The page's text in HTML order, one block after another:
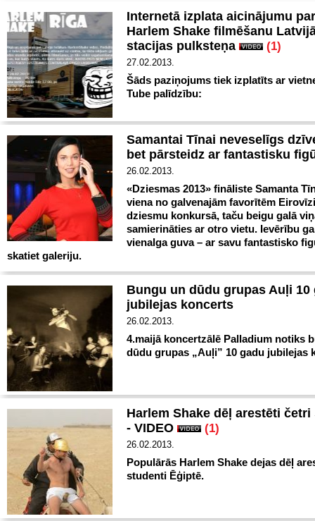
Internetā izplata aicinājumu
Harlem Shake filmēšanu
stacijas pulksteņa
(1)
27.02.2013.
Šāds paziņojums tiek izplatīts ar
Tube palīdzību:
Samantai Tīnai neveselīgs
bet pārsteidz ar fantastisku
26.02.2013.
«Dziesmas 2013» fināliste Samanta
viena no galvenajām favorītēm
dziesmu konkursā, taču beigu galā
samierināties ar otro vietu. Ievērību
vienalga guva – ar savu fantastisko
skatiet galeriju.
Bungu un dūdu grupas Auļi 10
jubilejas koncerts
26.02.2013.
4.maijā koncertzālē Palladium notiks
dūdu grupas „Auļi” 10 gadu jubilejas
Harlem Shake dēļ arestēti
- VIDEO
(1)
26.02.2013.
Populārās Harlem Shake dejas dēļ
studenti Ēģiptē.